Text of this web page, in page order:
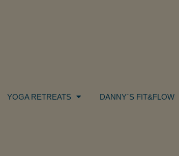
YOGA RETREATS DANNY`S FIT&FLOW